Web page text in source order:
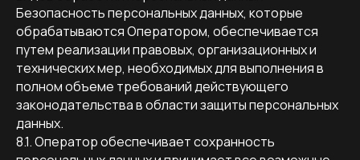
Безопасность персональных данных, которые
обрабатываются Оператором, обеспечивается
путем реализации правовых, организационных и
технических мер, необходимых для выполнения в
полном объеме требований действующего
законодательства в области защиты персональных
данных.
8.1. Оператор обеспечивает сохранность
ПОГОВОРИТЕ С НАМИ